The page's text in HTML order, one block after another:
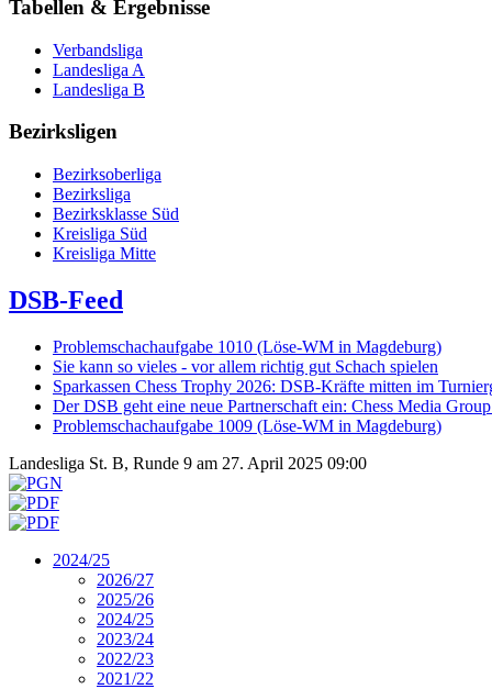
Tabellen & Ergebnisse
Verbandsliga
Landesliga A
Landesliga B
Bezirksligen
Bezirksoberliga
Bezirksliga
Bezirksklasse Süd
Kreisliga Süd
Kreisliga Mitte
DSB-Feed
Problemschachaufgabe 1010 (Löse-WM in Magdeburg)
Sie kann so vieles - vor allem richtig gut Schach spielen
Sparkassen Chess Trophy 2026: DSB-Kräfte mitten im
Der DSB geht eine neue Partnerschaft ein: Chess Media
Problemschachaufgabe 1009 (Löse-WM in Magdeburg)
Landesliga St. B, Runde 9 am 27. April 2025 09:00
2024/25
2026/27
2025/26
2024/25
2023/24
2022/23
2021/22